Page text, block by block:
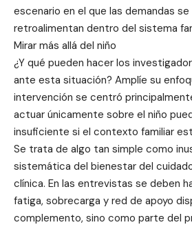
escenario en el que las demandas
retroalimentan dentro del sistema
Mirar más allá del niño
¿Y qué pueden hacer los
ante esta situación? Amplíe su
intervención se centró
actuar únicamente sobre el niño
insuficiente si el contexto familiar
Se trata de algo tan simple como
sistemática del bienestar del
clínica. En las entrevistas se deben
fatiga, sobrecarga y red de apoyo
complemento, sino como parte del